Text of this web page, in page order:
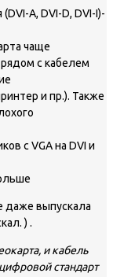
A, DVI-D, DVI-I)-
чаще
с кабелем
и пр.). Также
с VGA на DVI и
даже выпускала
) .
и кабель
стандарт